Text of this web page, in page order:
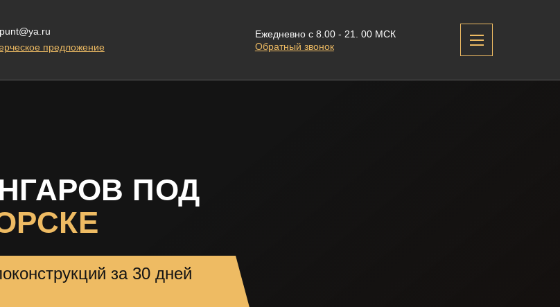
предложение
Ежедневно с 8.00 - 21. 00 МСК
Обратный звонок
ПОД
за 30 дней